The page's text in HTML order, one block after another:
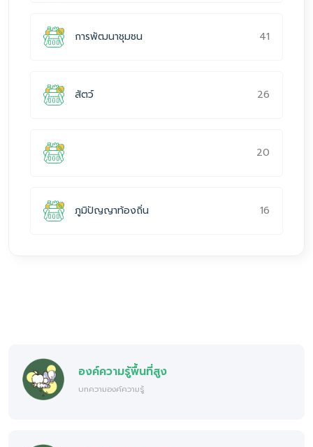
การพัฒนาชุมชน 41
สัตว์ 26
20
ภูมิปัญญาท้องถิ่น 16
องค์ความรู้พื้นที่สูง
บทความองค์ความรู้